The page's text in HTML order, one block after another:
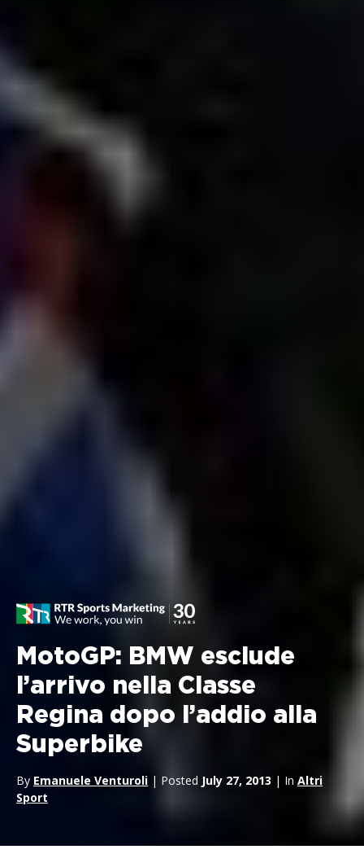
MotoGP: BMW esclude
l’arrivo nella Classe
Regina dopo l’addio alla
Superbike
By Emanuele Venturoli | Posted July 27, 2013 | In Altri
Sport